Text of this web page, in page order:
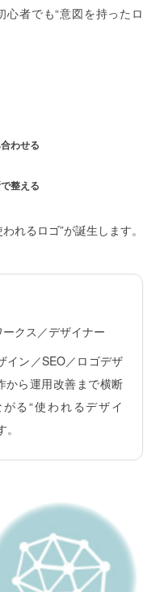
者でも“意図を持ったロ
わせる
整える
れるロゴ”が誕生します。
クス／デザイナー
イン／SEO／ロゴデザ
から運用改善まで横断
る“使われるデザイ